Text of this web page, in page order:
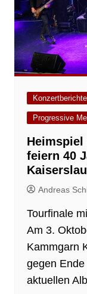
Konzertberichte
Progressive
Heimspiel
feiern 40
Andreas
Tourfinale
Am 3.
Kammgarn
gegen
aktuellen